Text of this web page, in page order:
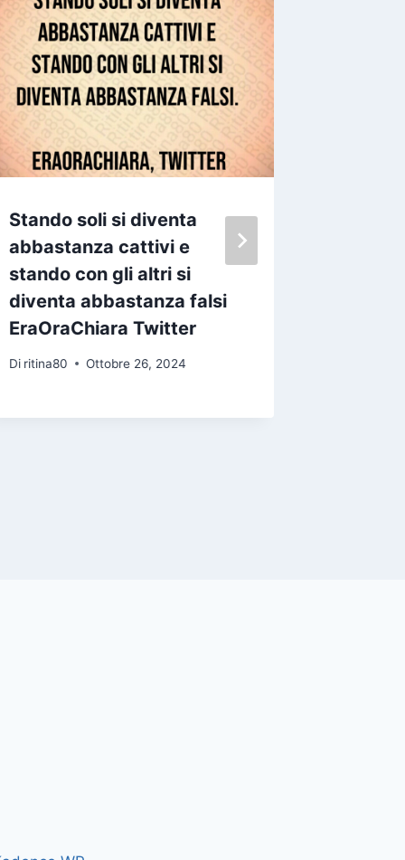
Stando soli si diventa
abbastanza cattivi e
stando con gli altri si
diventa abbastanza falsi
EraOraChiara Twitter
Di ritina80 Ottobre 26, 2024